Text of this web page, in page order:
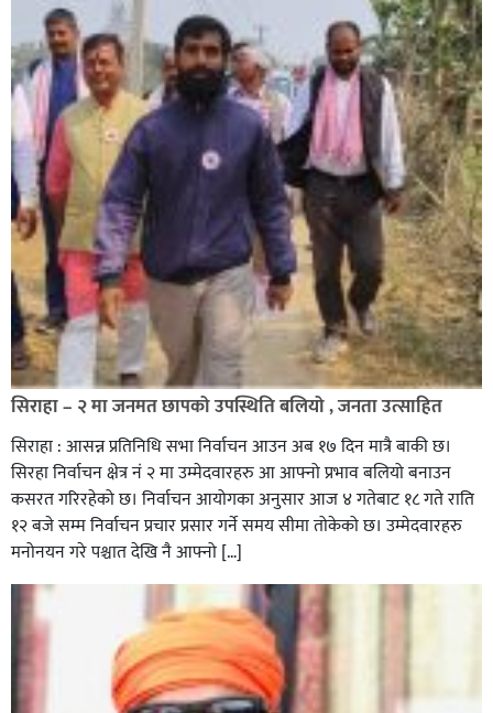
सिराहा – २ मा जनमत छापको उपस्थिति बलियो , जनता उत्साहित
सिराहा : आसन्न प्रतिनिधि सभा निर्वाचन आउन अब १७ दिन मात्रै बाकी छ।
सिरहा निर्वाचन क्षेत्र नं २ मा उम्मेदवारहरु आ आफ्नो प्रभाव बलियो बनाउन
कसरत गरिरहेको छ। निर्वाचन आयोगका अनुसार आज ४ गतेबाट १८ गते राति
१२ बजे सम्म निर्वाचन प्रचार प्रसार गर्ने समय सीमा तोकेको छ। उम्मेदवारहरु
मनोनयन गरे पश्चात देखि नै आफ्नो […]